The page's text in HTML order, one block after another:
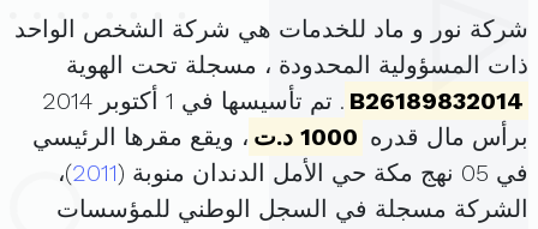
شركة نور و ماد للخدمات هي شركة الشخص الواحد
ذات المسؤولية المحدودة ، مسجلة تحت الهوية
B26189832014
. تم تأسيسها في 1 أكتوبر 2014
برأس مال قدره 1000 د.ت
، ويقع مقرها الرئيسي
في 05 نهج مكة حي الأمل الدندان منوبة (
2011)،
الشركة مسجلة في السجل الوطني للمؤسسات